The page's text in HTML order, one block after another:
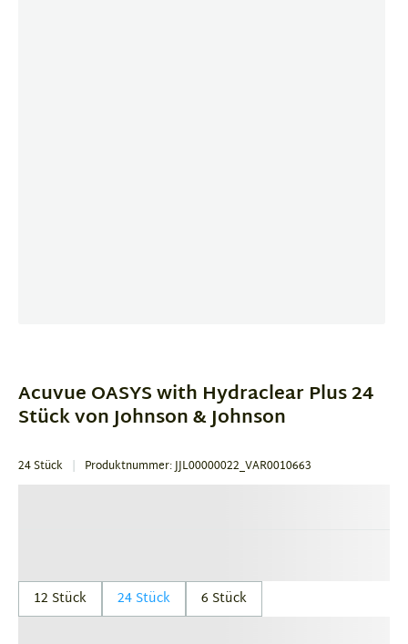
1
Acuvue OASYS with Hydraclear Plus 24
Stück von Johnson & Johnson
24 Stück Produktnummer: JJL00000022_VAR0010663
12 Stück 24 Stück 6 Stück